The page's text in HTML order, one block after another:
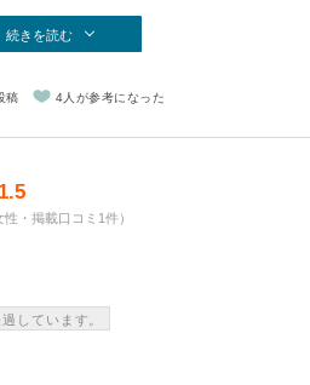
続きを読む
稿 4人が参考になった
1.5
・掲載口コミ1件）
しています。